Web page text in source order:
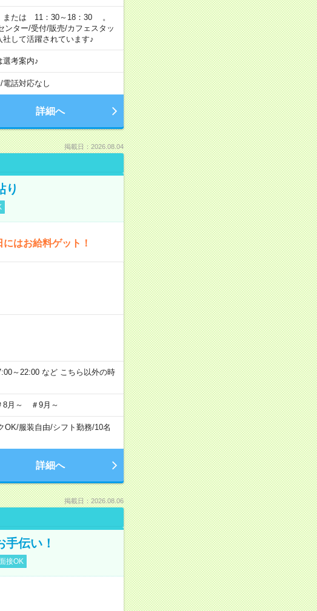
または 11：30～18：30 。
ンター/受付/販売/カフェスタッ
して活躍されています♪
選考案内♪
/電話対応なし
詳細へ
掲載日：2026.08.04
り
はお給料ゲット！
～22:00 など こちら以外の時
8月～ ＃9月～
OK/服装自由/シフト勤務/10名
詳細へ
掲載日：2026.08.06
伝い！
接OK